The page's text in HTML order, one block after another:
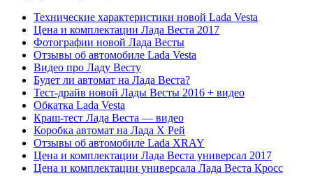
Технические характеристики новой Lada Vesta
Цена и комплектации Лада Веста 2017
Фотографии новой Лада Весты
Отзывы об автомобиле Lada Vesta
Видео про Ладу Весту
Будет ли автомат на Лада Веста?
Тест-драйв новой Лады Весты 2016 + видео
Обкатка Lada Vesta
Краш-тест Лада Веста — видео
Коробка автомат на Лада Х Рей
Отзывы об автомобиле Lada XRAY
Цена и комплектации Лада Веста универсал 2017
Цена и комплектации универсала Лада Веста Кросс